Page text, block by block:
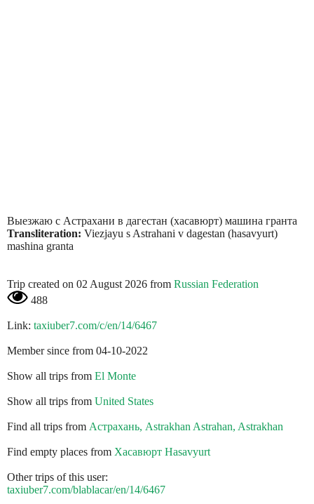
Выезжаю с Астрахани в дагестан (хасавюрт) машина гранта
Transliteration: Viezjayu s Astrahani v dagestan (hasavyurt)
mashina granta
Trip created on 02 August 2026 from Russian Federation
488
Link: taxiuber7.com/c/en/14/6467
Member since from 04-10-2022
Show all trips from El Monte
Show all trips from United States
Find all trips from Астрахань, Astrakhan Astrahan, Astrakhan
Find empty places from Хасавюрт Hasavyurt
Other trips of this user:
taxiuber7.com/blablacar/en/14/6467